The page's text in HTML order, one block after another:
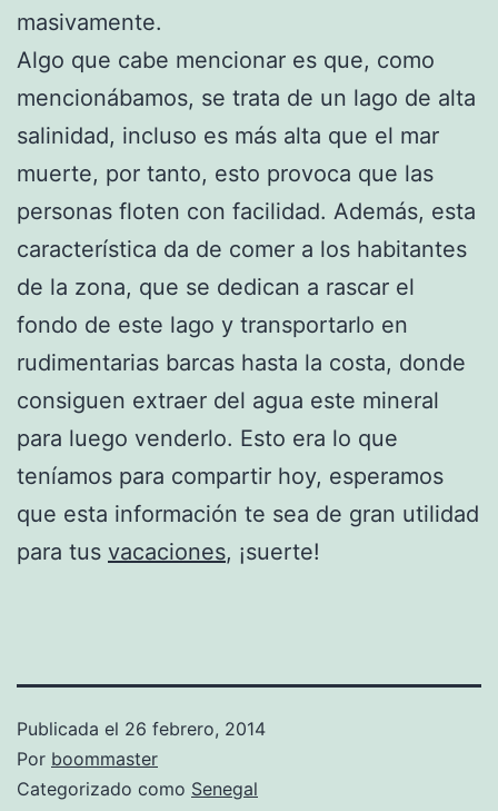
masivamente.
Algo que cabe mencionar es que, como
mencionábamos, se trata de un lago de alta
salinidad, incluso es más alta que el mar
muerte, por tanto, esto provoca que las
personas floten con facilidad. Además, esta
característica da de comer a los habitantes
de la zona, que se dedican a rascar el
fondo de este lago y transportarlo en
rudimentarias barcas hasta la costa, donde
consiguen extraer del agua este mineral
para luego venderlo. Esto era lo que
teníamos para compartir hoy, esperamos
que esta información te sea de gran utilidad
para tus vacaciones, ¡suerte!
Publicada el 26 febrero, 2014
Por boommaster
Categorizado como Senegal